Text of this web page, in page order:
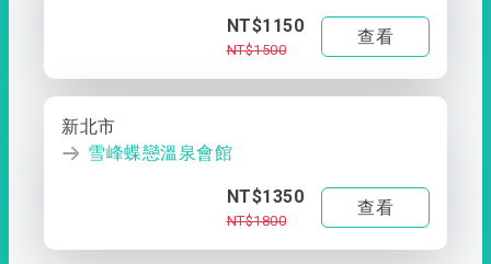
NT$1150
NT$1500
查看
新北市
雪峰蝶戀溫泉會館
NT$1350
NT$1800
查看